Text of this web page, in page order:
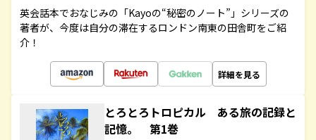
英会話本でおなじみの「Kayoの“秘密のノート”」シリーズの
著者が、今度は自分の滞在するロンドン南東の田舎町をご紹
介！
詳細を見る
とろとろトロピカル ある旅の記録と
記憶。 第1巻